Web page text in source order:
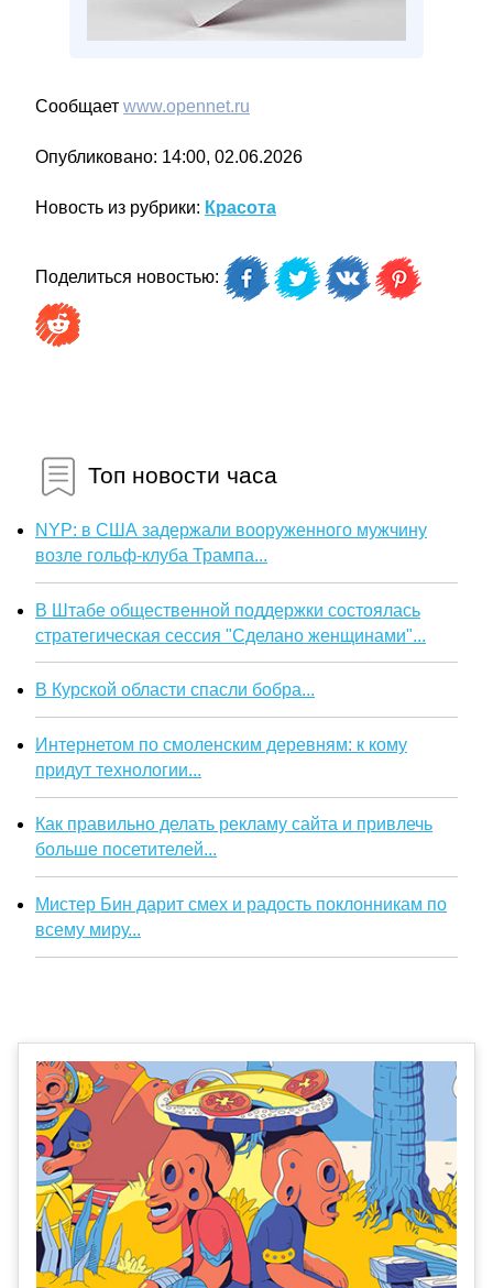
Сообщает www.opennet.ru
Опубликовано: 14:00, 02.06.2026
Новость из рубрики: Красота
Поделиться новостью:
Топ новости часа
NYP: в США задержали вооруженного мужчину
возле гольф-клуба Трампа...
В Штабе общественной поддержки состоялась
стратегическая сессия "Сделано женщинами"...
В Курской области спасли бобра...
Интернетом по смоленским деревням: к кому
придут технологии...
Как правильно делать рекламу сайта и привлечь
больше посетителей...
Мистер Бин дарит смех и радость поклонникам по
всему миру...